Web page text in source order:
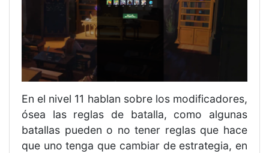
En el nivel 11 hablan sobre los modificadores,
ósea las reglas de batalla, como algunas
batallas pueden o no tener reglas que hace
que uno tenga que cambiar de estrategia, en